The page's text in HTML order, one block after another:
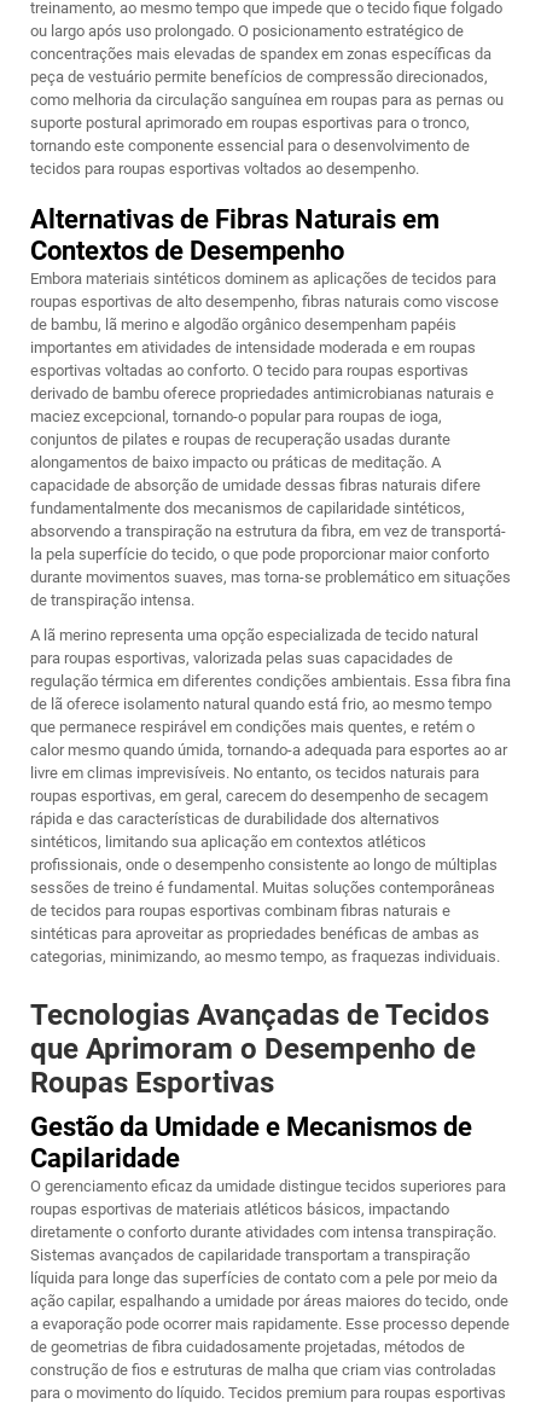
treinamento, ao mesmo tempo que impede que o tecido fique folgado
ou largo após uso prolongado. O posicionamento estratégico de
concentrações mais elevadas de spandex em zonas específicas da
peça de vestuário permite benefícios de compressão direcionados,
como melhoria da circulação sanguínea em roupas para as pernas ou
suporte postural aprimorado em roupas esportivas para o tronco,
tornando este componente essencial para o desenvolvimento de
tecidos para roupas esportivas voltados ao desempenho.
Alternativas de Fibras Naturais em
Contextos de Desempenho
Embora materiais sintéticos dominem as aplicações de tecidos para
roupas esportivas de alto desempenho, fibras naturais como viscose
de bambu, lã merino e algodão orgânico desempenham papéis
importantes em atividades de intensidade moderada e em roupas
esportivas voltadas ao conforto. O tecido para roupas esportivas
derivado de bambu oferece propriedades antimicrobianas naturais e
maciez excepcional, tornando-o popular para roupas de ioga,
conjuntos de pilates e roupas de recuperação usadas durante
alongamentos de baixo impacto ou práticas de meditação. A
capacidade de absorção de umidade dessas fibras naturais difere
fundamentalmente dos mecanismos de capilaridade sintéticos,
absorvendo a transpiração na estrutura da fibra, em vez de transportá-
la pela superfície do tecido, o que pode proporcionar maior conforto
durante movimentos suaves, mas torna-se problemático em situações
de transpiração intensa.
A lã merino representa uma opção especializada de tecido natural
para roupas esportivas, valorizada pelas suas capacidades de
regulação térmica em diferentes condições ambientais. Essa fibra fina
de lã oferece isolamento natural quando está frio, ao mesmo tempo
que permanece respirável em condições mais quentes, e retém o
calor mesmo quando úmida, tornando-a adequada para esportes ao ar
livre em climas imprevisíveis. No entanto, os tecidos naturais para
roupas esportivas, em geral, carecem do desempenho de secagem
rápida e das características de durabilidade dos alternativos
sintéticos, limitando sua aplicação em contextos atléticos
profissionais, onde o desempenho consistente ao longo de múltiplas
sessões de treino é fundamental. Muitas soluções contemporâneas
de tecidos para roupas esportivas combinam fibras naturais e
sintéticas para aproveitar as propriedades benéficas de ambas as
categorias, minimizando, ao mesmo tempo, as fraquezas individuais.
Tecnologias Avançadas de Tecidos
que Aprimoram o Desempenho de
Roupas Esportivas
Gestão da Umidade e Mecanismos de
Capilaridade
O gerenciamento eficaz da umidade distingue tecidos superiores para
roupas esportivas de materiais atléticos básicos, impactando
diretamente o conforto durante atividades com intensa transpiração.
Sistemas avançados de capilaridade transportam a transpiração
líquida para longe das superfícies de contato com a pele por meio da
ação capilar, espalhando a umidade por áreas maiores do tecido, onde
a evaporação pode ocorrer mais rapidamente. Esse processo depende
de geometrias de fibra cuidadosamente projetadas, métodos de
construção de fios e estruturas de malha que criam vias controladas
para o movimento do líquido. Tecidos premium para roupas esportivas